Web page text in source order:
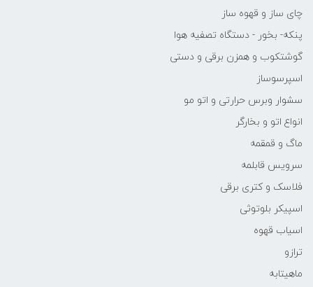
چای ساز و قهوه ساز
پنکه- بخور - دستگاه تصفیه هوا
گوشتکوب و همزن برقی و دستی
اسپرسوساز
سشوار وبرس حرارتی و اتو مو
انواع اتو و بخارگر
ماگ و قمقمه
سرویس قابلمه
فلاسک و کتری برقی
اسپیکر بلوتوثی
اسیاب قهوه
ترازو
ماهیتابه